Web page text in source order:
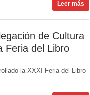
Leer más
de Cultura
Feria del Libro
la XXXI Feria del Libro